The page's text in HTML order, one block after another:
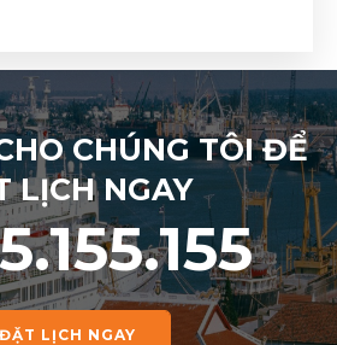
CHÚNG TÔI ĐỂ
LỊCH NGAY
ĐẶT LỊCH NGAY